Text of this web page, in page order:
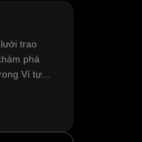
trao
phá
Ví tự